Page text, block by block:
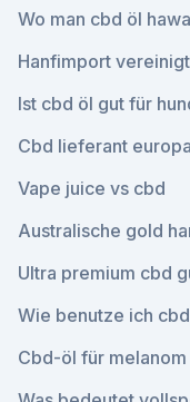
Wo man cbd öl
Hanfimport
Ist cbd öl gut für
Cbd lieferant europa
Vape juice vs cbd
Australische gold
Ultra premium cbd
Wie benutze ich
Cbd-öl für melanom